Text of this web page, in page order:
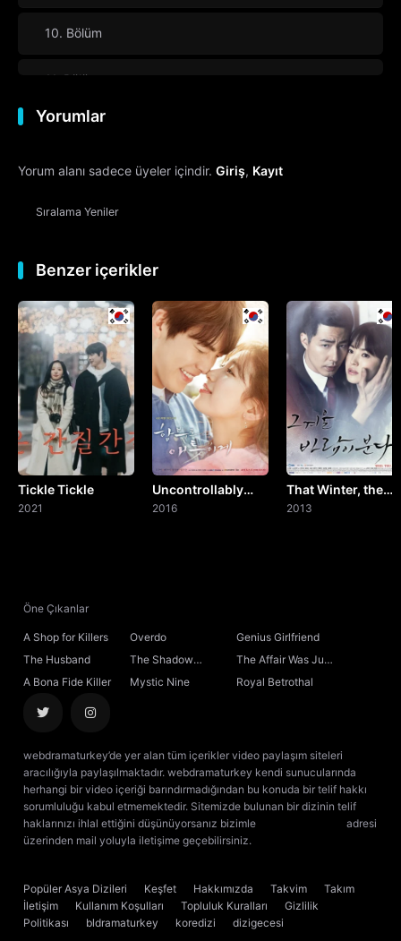
10. Bölüm
11. Bölüm
12. Bölüm
13. Bölüm
14. Bölüm
15. Bölüm
16. Bölüm Final
Yorumlar
Yorum alanı sadece üyeler içindir. Giriş, Kayıt
Sıralama Yeniler
Benzer içerikler
Tickle Tickle
2021
Uncontrollably
Fond
2016
That Winter, the
Wind Blows
2013
Öne Çıkanlar
A Shop for Killers Overdo
Genius Girlfriend
The Husband
The Shadow
Sovereign
The Affair Was Just
the Beginning
A Bona Fide Killer Mystic Nine Royal Betrothal
webdramaturkey’de yer alan tüm içerikler video paylaşım siteleri
aracılığıyla paylaşılmaktadır. webdramaturkey kendi sunucularında
herhangi bir video içeriği barındırmadığından bu konuda bir telif hakkı
sorumluluğu kabul etmemektedir. Sitemizde bulunan bir dizinin telif
haklarınızı ihlal ettiğini düşünüyorsanız bizimle
adresi
üzerinden mail yoluyla iletişime geçebilirsiniz.
Popüler Asya Dizileri Keşfet Hakkımızda Takvim
Takım
İletişim
Kullanım Koşulları Topluluk Kuralları
Gizlilik
Politikası
bldramaturkey koredizi
dizigecesi